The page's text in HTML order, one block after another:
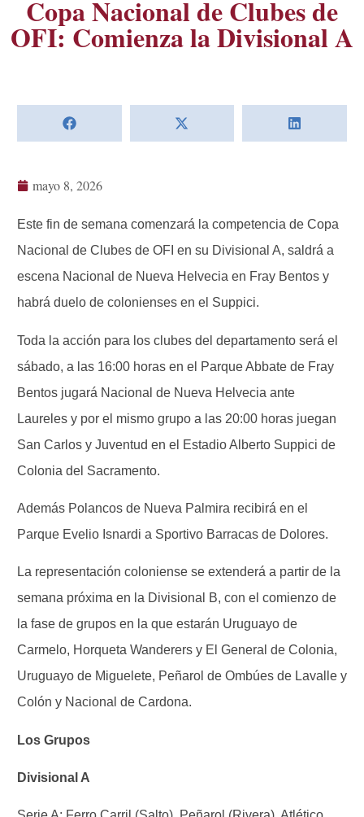
Copa Nacional de Clubes de
OFI: Comienza la Divisional A
mayo 8, 2026
Este fin de semana comenzará la competencia de Copa
Nacional de Clubes de OFI en su Divisional A, saldrá a
escena Nacional de Nueva Helvecia en Fray Bentos y
habrá duelo de colonienses en el Suppici.
Toda la acción para los clubes del departamento será el
sábado, a las 16:00 horas en el Parque Abbate de Fray
Bentos jugará Nacional de Nueva Helvecia ante
Laureles y por el mismo grupo a las 20:00 horas juegan
San Carlos y Juventud en el Estadio Alberto Suppici de
Colonia del Sacramento.
Además Polancos de Nueva Palmira recibirá en el
Parque Evelio Isnardi a Sportivo Barracas de Dolores.
La representación coloniense se extenderá a partir de la
semana próxima en la Divisional B, con el comienzo de
la fase de grupos en la que estarán Uruguayo de
Carmelo, Horqueta Wanderers y El General de Colonia,
Uruguayo de Miguelete, Peñarol de Ombúes de Lavalle y
Colón y Nacional de Cardona.
Los Grupos
Divisional A